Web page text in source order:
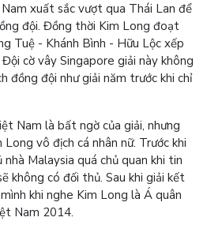
xuất sắc vượt qua Thái Lan để
đội. Đồng thời Kim Long đoạt
Tuệ - Khánh Bình - Hữu Lộc xếp
cờ vây Singapore giải này không
đồng đội như giải năm trước khi chỉ
Nam là bất ngờ của giải, nhưng
vô địch cá nhân nữ. Trước khi
nhà Malaysia quá chủ quan khi tin
không có đối thủ. Sau khi giải kết
khi nghe Kim Long là Á quân
Nam 2014.